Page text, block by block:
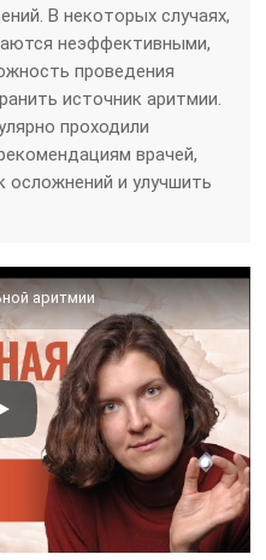
В некоторых случаях,
неэффективными,
проведения
источник аритмии.
проходили
врачей,
осложнений и улучшить
аритмии